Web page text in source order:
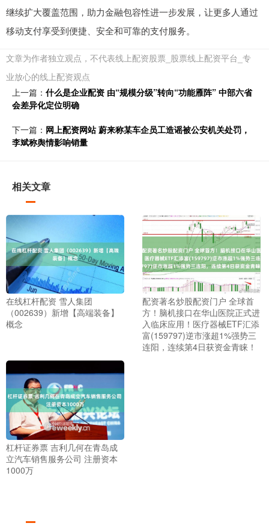
继续扩大覆盖范围，助力金融包容性进一步发展，让更多人通过
移动支付享受到便捷、安全和可靠的支付服务。
文章为作者独立观点，不代表线上配资股票_股票线上配资平台_专
业放心的线上配资观点
上一篇： 什么是企业配资 由“规模分级”转向“功能雁阵” 中部六省
会差异化定位明确
下一篇： 网上配资网站 蔚来称某车企员工造谣被公安机关处罚，
李斌称舆情影响销量
相关文章
在线杠杆配资 雪人集团
（002639）新增【高端装备】
概念
配资著名炒股配资门户 全球首
方！脑机接口在华山医院正式进
入临床应用！医疗器械ETF汇添
富(159797)逆市涨超1%强势三
连阳，连续第4日获资金青睐！
杠杆证券票 吉利几何在青岛成
立汽车销售服务公司 注册资本
1000万